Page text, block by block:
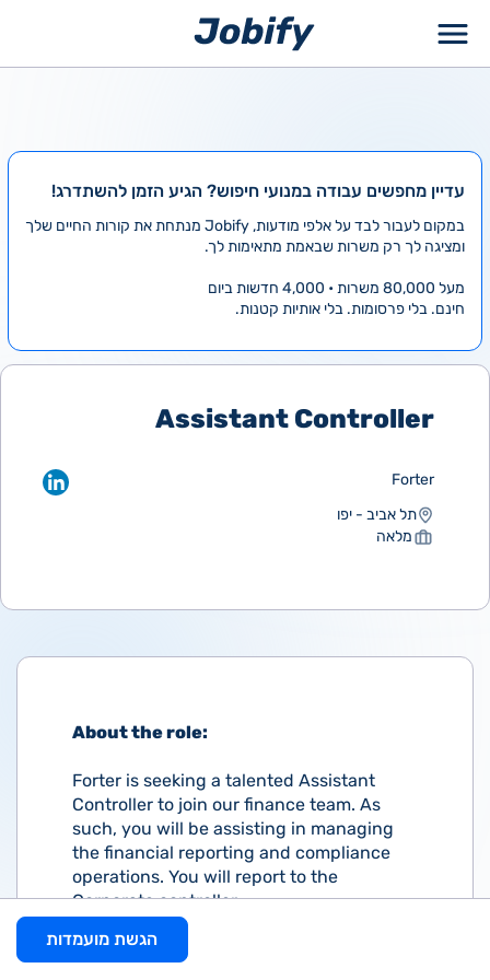
עדיין מחפשים עבודה במנועי חיפוש? הגיע הזמן להשתדרג!
במקום לעבור לבד על אלפי מודעות, Jobify מנתחת את קורות החיים שלך
ומציגה לך רק משרות שבאמת מתאימות לך.
מעל 80,000 משרות • 4,000 חדשות ביום
חינם. בלי פרסומות. בלי אותיות קטנות.
Assistant Controller
Forter
תל אביב - יפו
מלאה
About the role:
Forter is seeking a talented Assistant
Controller to join our finance team. As
such, you will be assisting in managing
the financial reporting and compliance
operations. You will report to the
Corporate controller.
What you'll be doing:
הגשת מועמדות